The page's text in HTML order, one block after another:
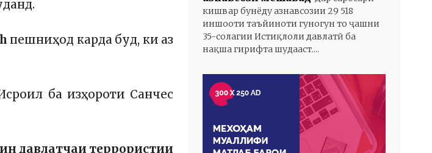
пешниҳод карда буд, ки аз
ба изҳороти Санчес
давлатчаи террористии
кишвар бунёду азнавсозии 29 518
иншооти таъйиноти гуногун то ҷашни
35-солагии Истиқлоли давлатӣ ба
нақша гирифта шудааст....